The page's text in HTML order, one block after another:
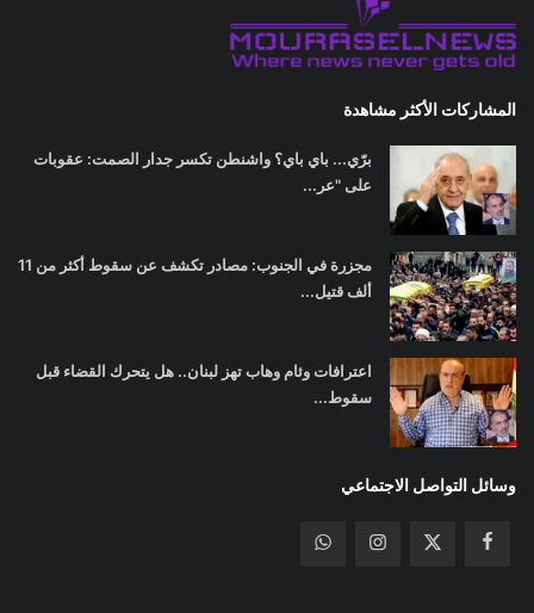
المشاركات الأكثر مشاهدة
برّي... باي باي؟ واشنطن تكسر جدار الصمت: عقوبات
على "عر...
مجزرة في الجنوب: مصادر تكشف عن سقوط أكثر من 11
ألف قتيل...
اعترافات وئام وهاب تهز لبنان.. هل يتحرك القضاء قبل
سقوط...
وسائل التواصل الاجتماعي